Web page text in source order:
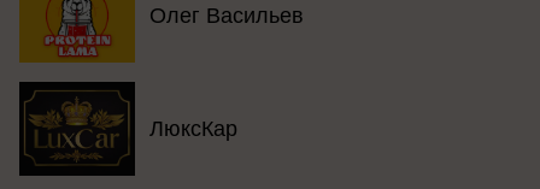
Олег Васильев
ЛюксКар